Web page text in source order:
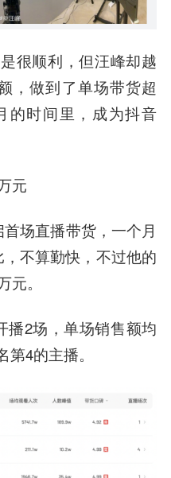
很顺利，但汪峰却越
，做到了单场带货超
的时间里，成为抖音
元
场直播带货，一个月
不算勤快，不过他的
。
播2场，单场销售额均
4的主播。